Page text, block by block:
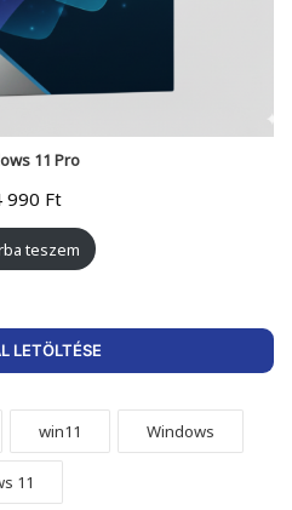
11 Pro
990 Ft
teszem
LETÖLTÉSE
win11 Windows
11